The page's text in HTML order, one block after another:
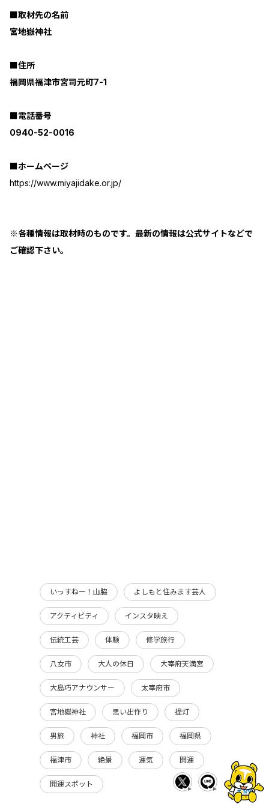
■取材先の名前
宮地嶽神社
■住所
福岡県福津市宮司元町7-1
■電話番号
0940-52-0016
■ホームページ
https://www.miyajidake.or.jp/
※各種情報は取材時のものです。最新の情報は公式サイトなどで
ご確認下さい。
いっすねー！山脇 よしもと住みます芸人
アクティビティ インスタ映え
伝統工芸 体験 修学旅行
八女市 大人の休日 大宰府天満宮
大島巧アナウンサー 太宰府市
宮地嶽神社 思い出作り 提灯
男旅 神社 福岡市 福岡県
福津市 絶景 運気 開運
開運スポット